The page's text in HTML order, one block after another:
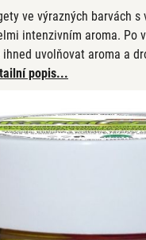
ve výrazných barvách s
intenzivním aroma. Po
uvolňovat aroma a
popis...